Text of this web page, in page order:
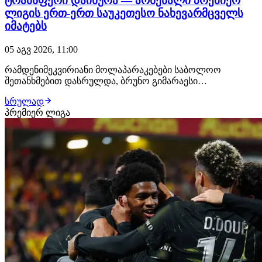
ლიგის ერთ-ერთ საუკეთესო ნახევარმცველს
იმატებს
05 აგვ 2026, 11:00
რამდენიმეკვირიანი მოლაპარაკებები საბოლოო
შეთანხმებით დასრულდა, ბრუნო გიმარაესი
წლის ფეხბურთელს ლონდონში უკვე ელოდებიან, სადაც
სამედიცინო შემოწმებას გაივლის და კონტრაქტს ხელს
მოაწერს. არსენალი ბრაზილიელი ფეხბურთელის
სანაცვლოდ დაახლოებ…
სრულად
პრემიერ ლიგა